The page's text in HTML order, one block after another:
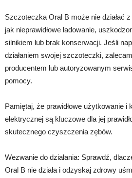
Szczoteczka Oral B może nie działać
jak nieprawidłowe ładowanie,
silnikiem lub brak konserwacji. Jeśli
działaniem swojej szczoteczki,
producentem lub autoryzowanym
pomocy.
Pamiętaj, że prawidłowe użytkowanie
elektrycznej są kluczowe dla jej
skutecznego czyszczenia zębów.
Wezwanie do działania: Sprawdź,
Oral B nie działa i odzyskaj zdrowy